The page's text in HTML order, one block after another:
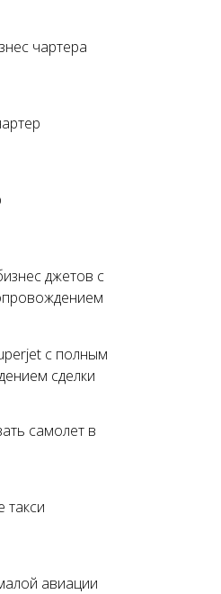
чартера
джетов с
с полным
сделки
самолет в
такси
авиации